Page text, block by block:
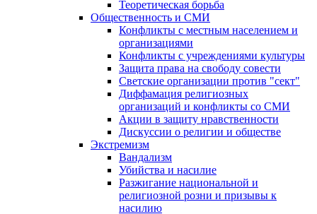
Теоретическая борьба
Общественность и СМИ
Конфликты с местным населением и
организациями
Конфликты с учреждениями культуры
Защита права на свободу совести
Светские организации против "сект"
Диффамация религиозных
организаций и конфликты со СМИ
Акции в защиту нравственности
Дискуссии о религии и обществе
Экстремизм
Вандализм
Убийства и насилие
Разжигание национальной и
религиозной розни и призывы к
насилию